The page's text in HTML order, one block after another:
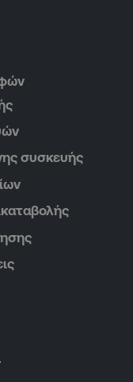
συσκευής